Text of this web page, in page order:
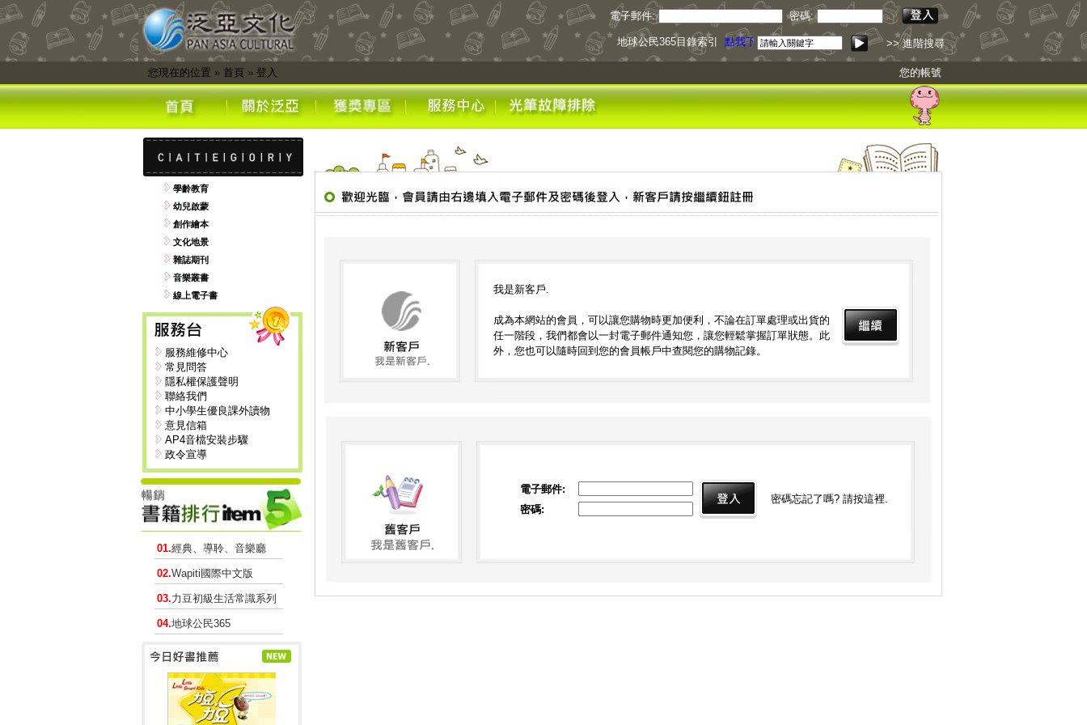
電子郵件: 密碼:
地球公民365目錄索引 點我下載 >> 進階搜尋
您現在的位置 » 首頁 » 登入 您的帳號
學齡教育
幼兒啟蒙
創作繪本
文化地景
雜誌期刊
音樂叢書
線上電子書
服務維修中心
常見問答
隱私權保護聲明
聯絡我們
中小學生優良課外讀物
意見信箱
AP4音檔安裝步驟
政令宣導
01.經典、導聆、音樂廳
02.Wapiti國際中文版
03.力豆初級生活常識系列
04.地球公民365
我是新客戶.
成為本網站的會員，可以讓您購物時更加便利，不論在訂單處理或出貨的
任一階段，我們都會以一封電子郵件通知您，讓您輕鬆掌握訂單狀態。此
外，您也可以隨時回到您的會員帳戶中查閱您的購物記錄。
電子郵件:
密碼忘記了嗎? 請按這裡.
密碼: